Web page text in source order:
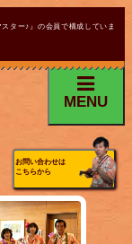
ター♪』の会員で構成していま
MENU
お問い合わせは
こちらから